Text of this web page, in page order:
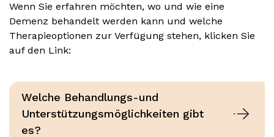
Wenn Sie erfahren möchten, wo und wie eine
Demenz behandelt werden kann und welche
Therapieoptionen zur Verfügung stehen, klicken Sie
auf den Link:
Welche Behandlungs-und
Unterstützungsmöglichkeiten gibt
es?